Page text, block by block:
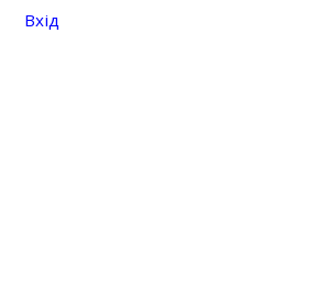
Вхід